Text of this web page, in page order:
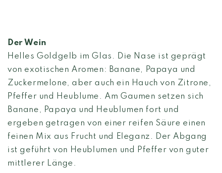
Der Wein
Helles Goldgelb im Glas. Die Nase ist geprägt
von exotischen Aromen: Banane, Papaya und
Zuckermelone, aber auch ein Hauch von Zitrone,
Pfeffer und Heublume. Am Gaumen setzen sich
Banane, Papaya und Heublumen fort und
ergeben getragen von einer reifen Säure einen
feinen Mix aus Frucht und Eleganz. Der Abgang
ist geführt von Heublumen und Pfeffer von guter
mittlerer Länge.